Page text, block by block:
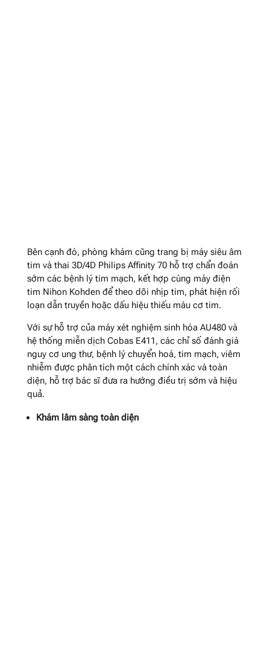
Bên cạnh đó, phòng khám cũng trang bị máy siêu âm
tim và thai 3D/4D Philips Affinity 70 hỗ trợ chẩn đoán
sớm các bệnh lý tim mạch, kết hợp cùng máy điện
tim Nihon Kohden để theo dõi nhịp tim, phát hiện rối
loạn dẫn truyền hoặc dấu hiệu thiếu máu cơ tim.
Với sự hỗ trợ của máy xét nghiệm sinh hóa AU480 và
hệ thống miễn dịch Cobas E411, các chỉ số đánh giá
nguy cơ ung thư, bệnh lý chuyển hoá, tim mạch, viêm
nhiễm được phân tích một cách chính xác và toàn
diện, hỗ trợ bác sĩ đưa ra hướng điều trị sớm và hiệu
quả.
Khám lâm sàng toàn diện